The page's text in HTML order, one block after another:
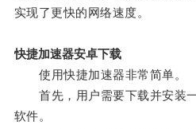
实现了更快的网络速度。
快捷加速器安卓下载
使用快捷加速器非常简单。
首先，用户需要下载并安装
软件。